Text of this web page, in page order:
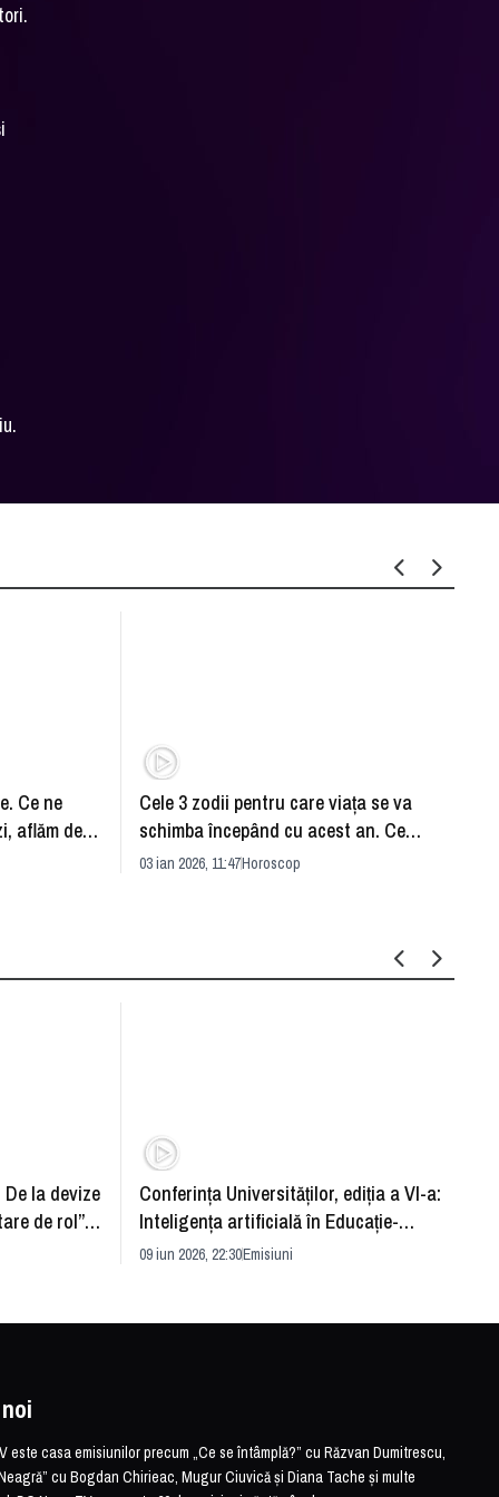
Ce ne
aflăm de la
Cele 3 zodii pentru care viața se va
schimba începând cu acest an. Ce
spune astrologul Daniela Simulescu
03 ian 2026, 11:47Horoscop
la devize
de rol”.
Conferința Universităților, ediția a VI-a:
Inteligența artificială în Educație-
soluție sau problemă?
09 iun 2026, 22:30Emisiuni
este casa emisiunilor precum „Ce se întâmplă?” cu Răzvan Dumitrescu,
cu Bogdan Chirieac, Mugur Ciuvică și Diana Tache și multe